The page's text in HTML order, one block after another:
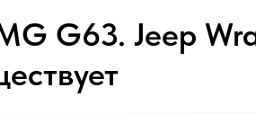
G63. Jeep